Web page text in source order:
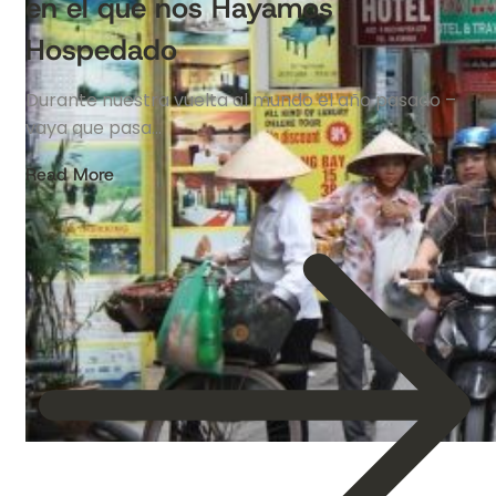
en el que nos Hayamos
Hospedado
Durante nuestra vuelta al mundo el año pasado –
vaya que pasa…
Read More